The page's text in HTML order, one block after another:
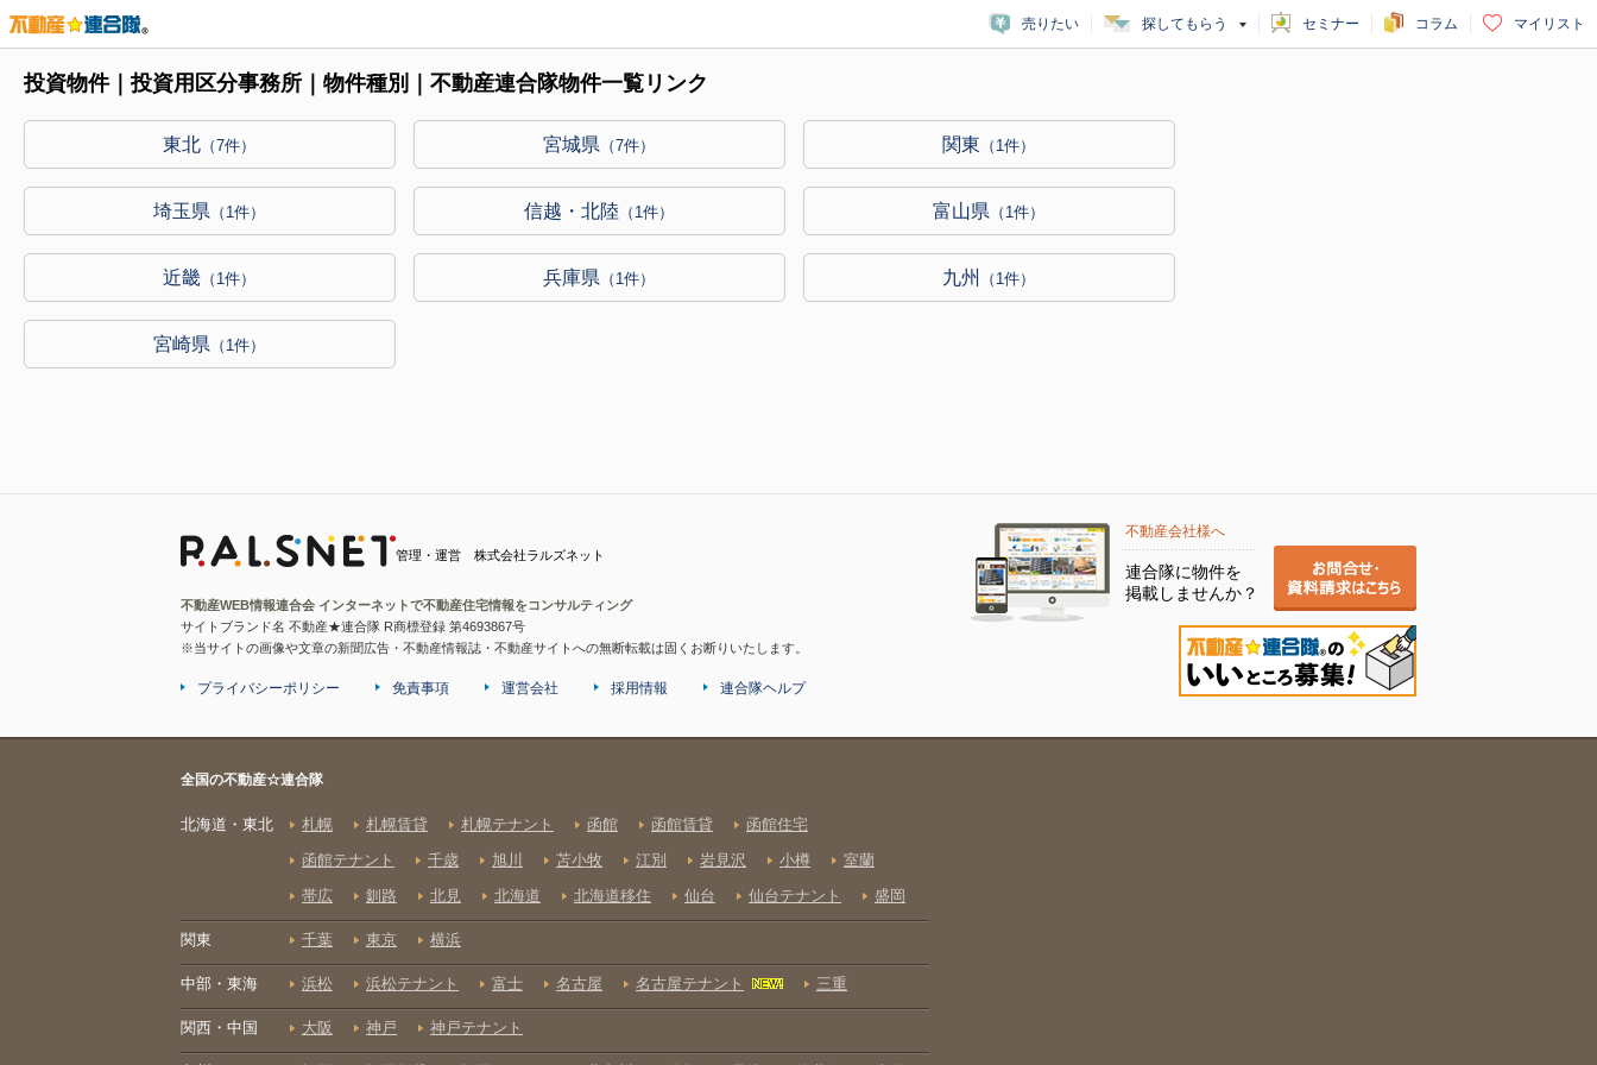
売りたい 探してもらう セミナー コラム マイリスト
投資物件｜投資用区分事務所｜物件種別｜不動産連合隊物件一覧リンク
東北 （7件） 宮城県 （7件） 関東 （1件）
埼玉県 （1件） 信越・北陸 （1件） 富山県 （1件）
近畿 （1件） 兵庫県 （1件） 九州 （1件）
宮崎県 （1件）
管理・運営 株式会社ラルズネット
不動産WEB情報連合会 インターネットで不動産住宅情報をコンサルティング
サイトブランド名 不動産★連合隊 R商標登録 第4693867号
※当サイトの画像や文章の新聞広告・不動産情報誌・不動産サイトへの無断転載は固くお断りいたします。
不動産会社様へ
連合隊に物件を
掲載しませんか？
プライバシーポリシー 免責事項 運営会社 採用情報 連合隊ヘルプ